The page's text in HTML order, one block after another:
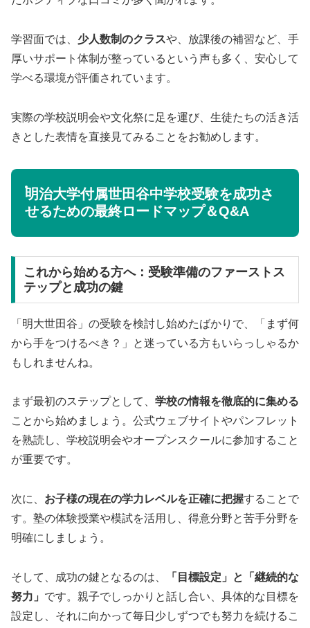
学習面では、 少人数制のクラスや、放課後の補習など、手
厚いサポート体制が整っているという声も多く、安心して
学べる環境が評価されています。
実際の学校説明会や文化祭に足を運び、生徒たちの活き活
きとした表情を直接見てみることをお勧めします。
明治大学付属世田谷中学校受験を成功さ
せるための最終ロードマップ＆Q&A
これから始める方へ：受験準備のファーストス
テップと成功の鍵
「明大世田谷」の受験を検討し始めたばかりで、「まず何
から手をつけるべき？」と迷っている方もいらっしゃるか
もしれませんね。
まず最初のステップとして、 学校の情報を徹底的に集める
ことから始めましょう。公式ウェブサイトやパンフレット
を熟読し、学校説明会やオープンスクールに参加すること
が重要です。
次に、 お子様の現在の学力レベルを正確に把握することで
す。塾の体験授業や模試を活用し、得意分野と苦手分野を
明確にしましょう。
そして、成功の鍵となるのは、
「目標設定」と「継続的な
努力」 です。親子でしっかりと話し合い、具体的な目標を
設定し、それに向かって毎日少しずつでも努力を続けるこ